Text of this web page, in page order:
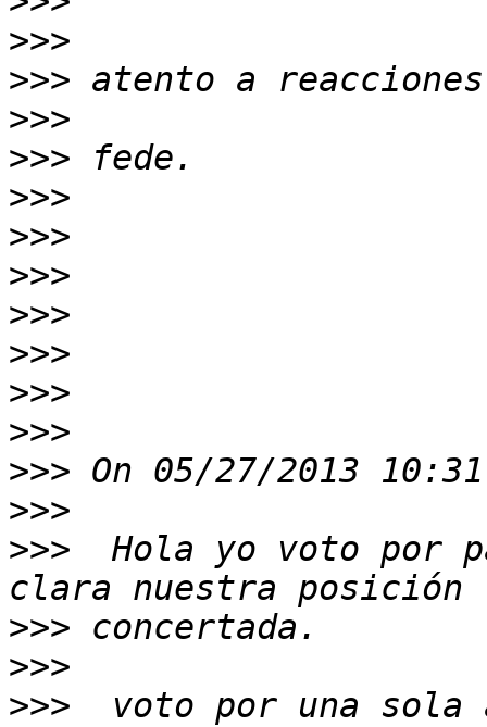
>>>
>>>
>>>
>>>
>>>
>>>
>>>
>>>
>>>
>>>
>>>
>>>
>>>
>>>
Hola yo voto por
>>>
>>>
>>>
voto por una sola